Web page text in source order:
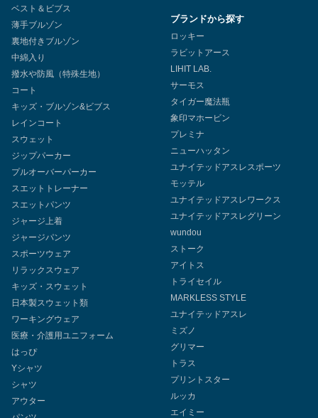
ベスト＆ビブス
薄手ブルゾン
裏地付きブルゾン
中綿入り
撥水や防風（特殊生地）
コート
キッズ・ブルゾン&ビブス
レインコート
スウェット
ジップパーカー
プルオーバーパーカー
スエットトレーナー
スエットパンツ
ジャージ上着
ジャージパンツ
スポーツウェア
リラックスウェア
キッズ・スウェット
日本製スウェット類
ワーキングウェア
医療・介護用ユニフォーム
はっぴ
Yシャツ
シャツ
アウター
ブランドから探す
ロッキー
ラビットアース
LIHIT LAB.
サーモス
タイガー魔法瓶
象印マホービン
プレミナ
ニューハッタン
ユナイテッドアスレスポーツ
モッテル
ユナイテッドアスレワークス
ユナイテッドアスレグリーン
wundou
ストーク
アイトス
トライセイル
MARKLESS STYLE
ユナイテッドアスレ
ミズノ
グリマー
トラス
プリントスター
ルッカ
エイミー